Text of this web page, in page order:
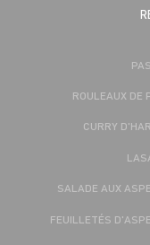
ROULEAUX DE
CURRY
SALADE AUX
FEUILLETÉS